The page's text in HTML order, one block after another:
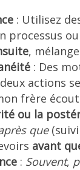
: Utilisez
processus
,
: Des
actions
frère
ou la
que(suivi
avant
: Souvent,